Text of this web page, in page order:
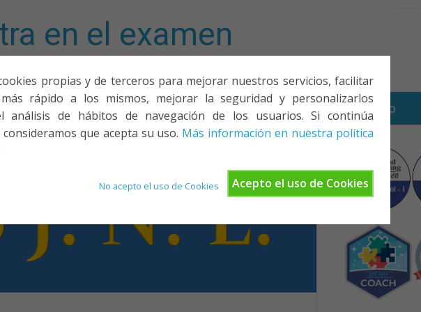
propias y de terceros para mejorar nuestros servicios, facilitar
rápido a los mismos, mejorar la seguridad y personalizarlos
análisis de hábitos de navegación de los usuarios. Si continúa
que acepta su uso. Más información en nuestra política
Acepto el uso de Cookies
No acepto el uso de Cookies
en el examen
PONENCIAS Y CURSOS ¿QUIÉNES SOMOS? YOUTUBE CONTACTO